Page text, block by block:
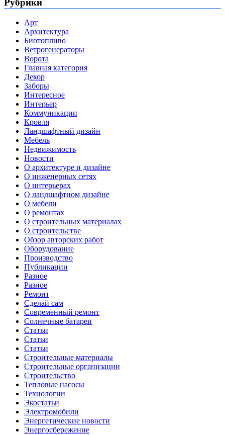
Рубрики
Арт
Архитектура
Биотопливо
Ветрогенераторы
Ворота
Главная категория
Декор
Заборы
Интересное
Интерьер
Коммуникации
Кровля
Ландшафтный дизайн
Мебель
Недвижимость
Новости
О архитектуре и дизайне
О инженерных сетях
О интерьерах
О ландшафтном дизайне
О мебели
О ремонтах
О строительных материалах
О строительстве
Обзор авторских работ
Оборудование
Производство
Публикации
Разное
Разное
Ремонт
Сделай сам
Современный ремонт
Солнечные батареи
Статьи
Статьи
Статьи
Строительные материалы
Строительные организации
Строительство
Тепловые насосы
Технологии
Экостатьи
Электромобили
Энергетические новости
Энергосбережение